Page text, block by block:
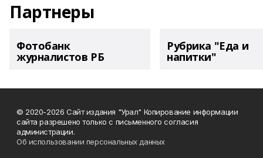
Партнеры
Фотобанк
журналистов РБ
Рубрика "Еда и
напитки"
© 2020-2026 Сайт издания "Урал" Копирование информации
сайта разрешено только с письменного согласия
администрации.
Об использовании персональных данных